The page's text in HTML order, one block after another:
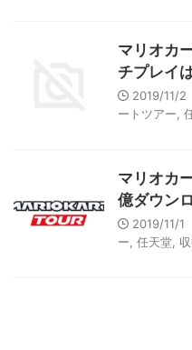
マリオカ
チプレイ
2019/11/2
ートツアー
マリオカ
億ダウン
2019/11/1
ー 任天堂